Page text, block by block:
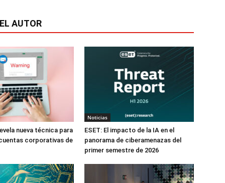
AUTOR
nueva técnica para
corporativas de
Noticias
ESET: El impacto de la IA en el
panorama de ciberamenazas del
primer semestre de 2026